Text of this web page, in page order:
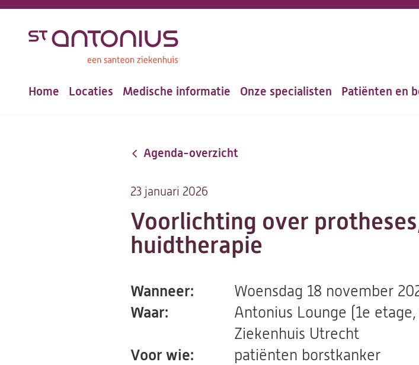
inhoud
Hoofdnavigatie
Home Locaties Medische informatie Onze specialisten Patiënten en
Agenda-overzicht
23 januari 2026
Voorlichting over
huidtherapie
Wanneer: Woensdag 18 november
Waar:
Antonius Lounge (1e
Ziekenhuis Utrecht
Voor wie: patiënten borstkanker